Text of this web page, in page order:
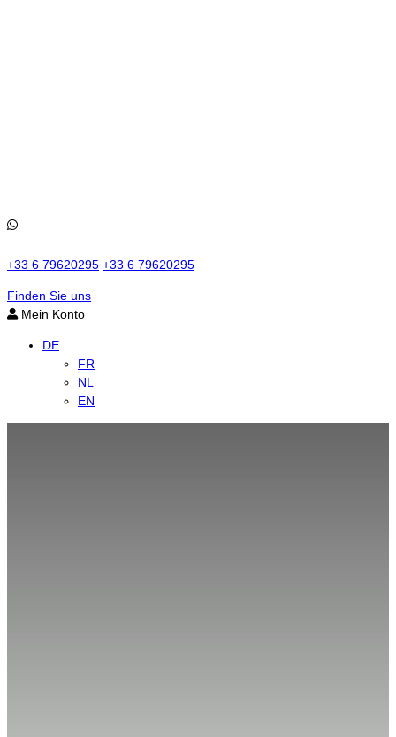
+33 6 79620295 +33 6 79620295
Finden Sie uns
Mein Konto
DE
FR
NL
EN